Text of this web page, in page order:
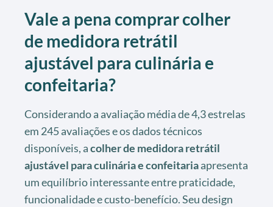
Vale a pena comprar colher
de medidora retrátil
ajustável para culinária e
confeitaria?
Considerando a avaliação média de 4,3 estrelas
em 245 avaliações e os dados técnicos
disponíveis, acolher de medidora retrátil
ajustável para culinária e confeitariaapresenta
um equilíbrio interessante entre praticidade,
funcionalidade e custo-benefício. Seu design